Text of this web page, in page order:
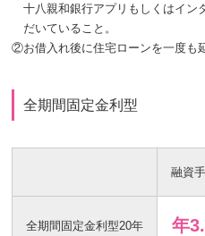
十八親和銀行アプリもしくはイン
だいていること。
②お借入れ後に住宅ローンを一度も
全期間固定金利型
融資
全期間固定金利型20年 年